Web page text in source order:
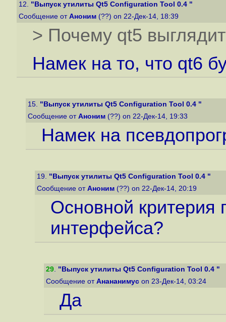
12. "Выпуск утилиты Qt5 Configuration Tool 0.4 "
Сообщение от Аноним (??) on 22-Дек-14, 18:39
> Почему qt5
Намек на то, что qt6
15. "Выпуск утилиты Qt5 Configuration Tool 0.4 "
Сообщение от Аноним (??) on 22-Дек-14, 19:33
Намек на
19. "Выпуск утилиты Qt5 Configuration Tool 0.4 "
Сообщение от Аноним (??) on 22-Дек-14, 20:19
Основной критерия
интерфейса?
29. "Выпуск утилиты Qt5 Configuration Tool 0.4 "
Сообщение от Анананимус on 23-Дек-14, 03:24
Да